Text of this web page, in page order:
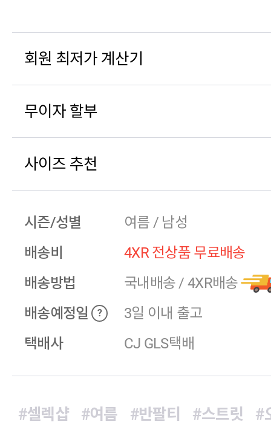
회원 최저가 계산기
무이자 할부
사이즈 추천
시즌/성별
여름 / 남성
배송비
4XR 전상품 무료배송
배송방법
국내배송 / 4XR배송
배송예정일
?
3일 이내 출고
택배사
CJ GLS택배
#셀렉샵 #여름 #반팔티 #스트릿 #